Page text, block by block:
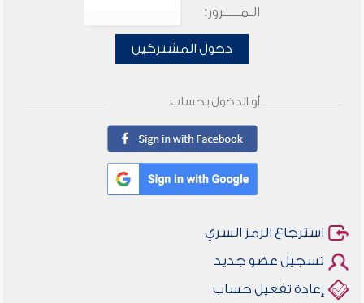
الـمـــــرور:
دخول المشتركين
أو الدخول بحساب
استرجاع الرمز السري
تسجيل عضو جديد
إعادة تفعيل حساب